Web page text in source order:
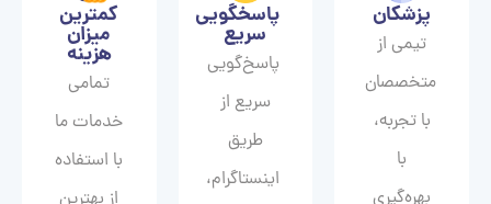
پزشکان
تیمی از
متخصصان
با تجربه،
با
بهره‌گیری
پاسخگویی
سریع
پاسخ‌گویی
سریع از
طریق
اینستاگرام،
کمترین
میزان
هزینه
تمامی
خدمات ما
با استفاده
از بهترین